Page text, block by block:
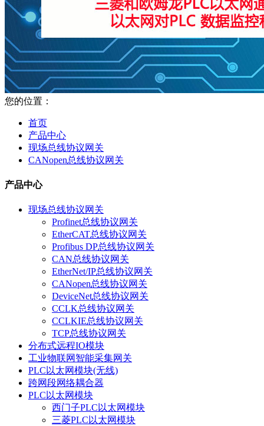
您的位置：
首页
产品中心
现场总线协议网关
CANopen总线协议网关
产品中心
现场总线协议网关
Profinet总线协议网关
EtherCAT总线协议网关
Profibus DP总线协议网关
CAN总线协议网关
EtherNet/IP总线协议网关
CANopen总线协议网关
DeviceNet总线协议网关
CCLK总线协议网关
CCLKIE总线协议网关
TCP总线协议网关
分布式远程IO模块
工业物联网智能采集网关
PLC以太网模块(无线)
跨网段网络耦合器
PLC以太网模块
西门子PLC以太网模块
三菱PLC以太网模块